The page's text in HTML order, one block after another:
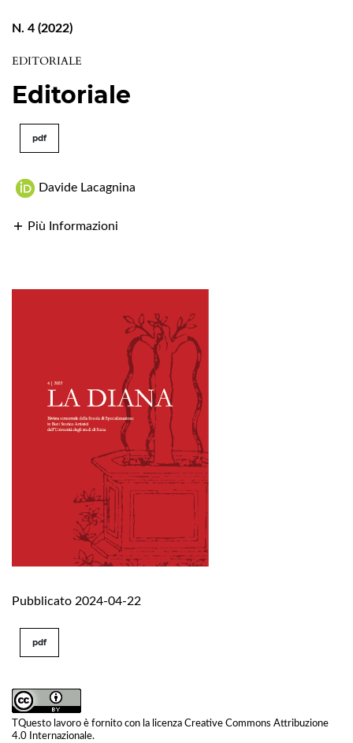
N. 4 (2022)
EDITORIALE
Editoriale
pdf
Davide Lacagnina
Più Informazioni
Pubblicato 2024-04-22
TQuesto lavoro è fornito con la licenza Creative Commons Attribuzione
4.0 Internazionale.
pdf